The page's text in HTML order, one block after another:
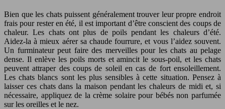
Bien que les chats puissent généralement trouver leur propre endroit
frais pour rester en été, il est important d’être conscient des coups de
chaleur. Les chats ont plus de poils pendant les chaleurs d’été.
Aidez-la à mieux aérer sa chaude fourrure, et vous l’aidez souvent.
Un furminateur peut faire des merveilles pour les chats au pelage
dense. Il enlève les poils morts et amincit le sous-poil, et les chats
peuvent attraper des coups de soleil en cas de fort ensoleillement.
Les chats blancs sont les plus sensibles à cette situation. Pensez à
laisser ces chats dans la maison pendant les chaleurs de midi et, si
nécessaire, appliquez de la crème solaire pour bébés non parfumée
sur les oreilles et le nez.